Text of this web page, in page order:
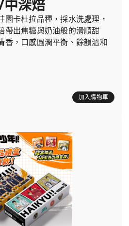
深焙
園卡杜拉品種，採水洗處理，
帶出焦糖與奶油般的滑順甜
香，口感圓潤平衡、餘韻溫和
加入購物車